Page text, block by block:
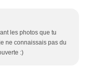
les photos que tu
ne connaissais pas du
:)